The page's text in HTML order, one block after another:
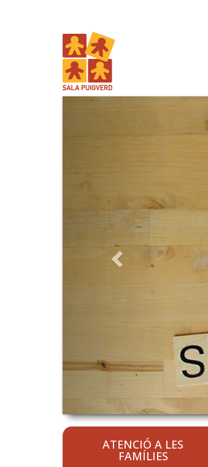
ATENCIÓ A LES
FAMÍLIES